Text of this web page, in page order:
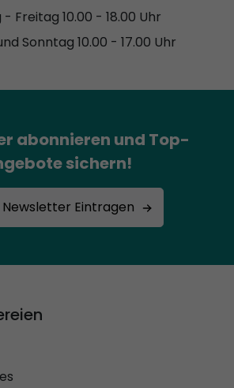
Freitag 10.00 - 18.00 Uhr
Sonntag 10.00 - 17.00 Uhr
abonnieren und Top-
sichern!
Newsletter Eintragen